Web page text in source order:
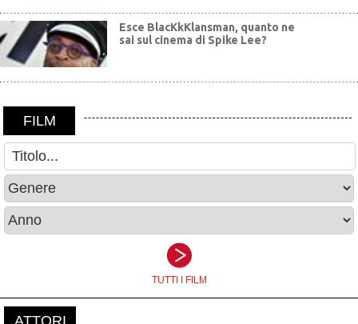
Esce BlacKkKlansman, quanto ne
sai sul cinema di Spike Lee?